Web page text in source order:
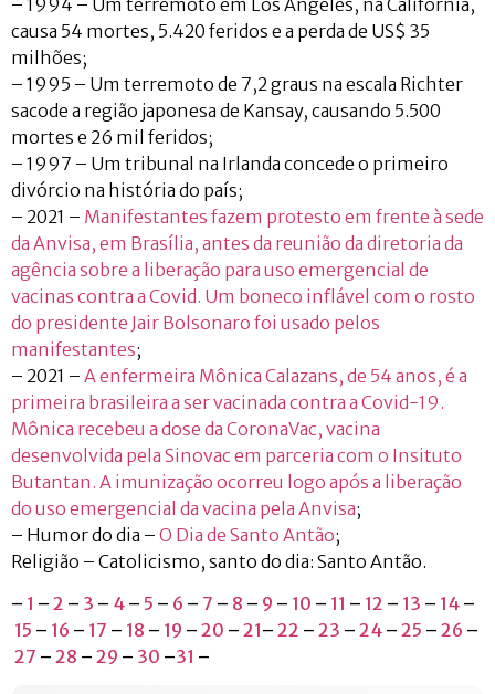
causa 54 mortes, 5.420 feridos e a perda de US$ 35
milhões;
– 1995 – Um terremoto de 7,2 graus na escala Richter
sacode a região japonesa de Kansay, causando 5.500
mortes e 26 mil feridos;
– 1997 – Um tribunal na Irlanda concede o primeiro
divórcio na história do país;
– 2021 – Manifestantes fazem protesto em frente à sede
da Anvisa, em Brasília, antes da reunião da diretoria da
agência sobre a liberação para uso emergencial de
vacinas contra a Covid. Um boneco inflável com o rosto
do presidente Jair Bolsonaro foi usado pelos
manifestantes;
– 2021 – A enfermeira Mônica Calazans, de 54 anos, é a
primeira brasileira a ser vacinada contra a Covid-19.
Mônica recebeu a dose da CoronaVac, vacina
desenvolvida pela Sinovac em parceria com o Insituto
Butantan. A imunização ocorreu logo após a liberação
do uso emergencial da vacina pela Anvisa;
– Humor do dia – O Dia de Santo Antão;
Religião – Catolicismo, santo do dia: Santo Antão.
– 1 – 2 – 3 – 4 – 5 – 6 – 7 – 8 – 9 – 10 – 11 – 12 – 13 – 14 –
15 – 16 – 17 – 18 – 19 – 20 – 21– 22 – 23 – 24 – 25 – 26 –
27 – 28 – 29 – 30 –31 –